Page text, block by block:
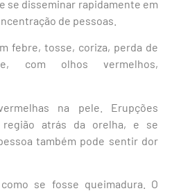
se disseminar rapidamente em
de pessoas.
febre, tosse, coriza, perda de
com olhos vermelhos,
na pele. Erupções
atrás da orelha, e se
também pode sentir dor
se fosse queimadura. O